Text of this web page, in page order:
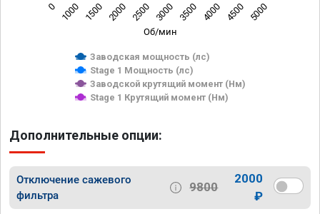
Об/мин
Заводская мощность (лс)
Stage 1 Мощность (лс)
Заводской крутящий момент (Нм)
Stage 1 Крутящий момент (Нм)
0 1000 1500 2000 2500 3000 3500 4000 4500 5000
Дополнительные опции:
Отключение сажевого
фильтра
9800
2000
₽